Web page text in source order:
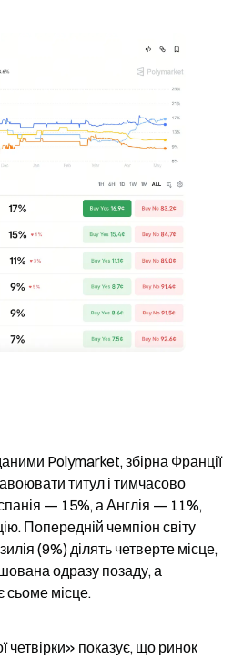
Polymarket, збірна Франції
титул і тимчасово
— 15%, а Англія — 11%,
Попередній чемпіон світу
(9%) ділять четверте місце,
одразу позаду, а
сьоме місце.
четвірки» показує, що ринок